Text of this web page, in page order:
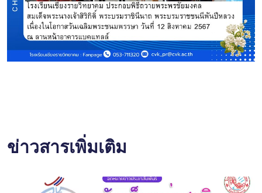
ข่าวสารเพิ่มเติม